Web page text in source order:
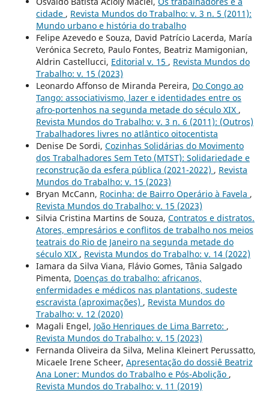
cidade , Revista Mundos do Trabalho: v. 3 n. 5 (2011):
Mundo urbano e história do trabalho
Felipe Azevedo e Souza, David Patrício Lacerda, María
Verónica Secreto, Paulo Fontes, Beatriz Mamigonian,
Aldrin Castellucci, Editorial v. 15 , Revista Mundos do
Trabalho: v. 15 (2023)
Leonardo Affonso de Miranda Pereira, Do Congo ao
Tango: associativismo, lazer e identidades entre os
afro-portenhos na segunda metade do século XIX ,
Revista Mundos do Trabalho: v. 3 n. 6 (2011): (Outros)
Trabalhadores livres no atlântico oitocentista
Denise De Sordi, Cozinhas Solidárias do Movimento
dos Trabalhadores Sem Teto (MTST): Solidariedade e
reconstrução da esfera pública (2021-2022) , Revista
Mundos do Trabalho: v. 15 (2023)
Bryan McCann, Rocinha: de Bairro Operário à Favela ,
Revista Mundos do Trabalho: v. 15 (2023)
Silvia Cristina Martins de Souza, Contratos e distratos.
Atores, empresários e conflitos de trabalho nos meios
teatrais do Rio de Janeiro na segunda metade do
século XIX , Revista Mundos do Trabalho: v. 14 (2022)
Iamara da Silva Viana, Flávio Gomes, Tânia Salgado
Pimenta, Doenças do trabalho: africanos,
enfermidades e médicos nas plantations, sudeste
escravista (aproximações) , Revista Mundos do
Trabalho: v. 12 (2020)
Magali Engel, João Henriques de Lima Barreto: ,
Revista Mundos do Trabalho: v. 15 (2023)
Fernanda Oliveira da Silva, Melina Kleinert Perussatto,
Micaele Irene Scheer, Apresentação do dossiê Beatriz
Ana Loner: Mundos do Trabalho e Pós-Abolição ,
Revista Mundos do Trabalho: v. 11 (2019)